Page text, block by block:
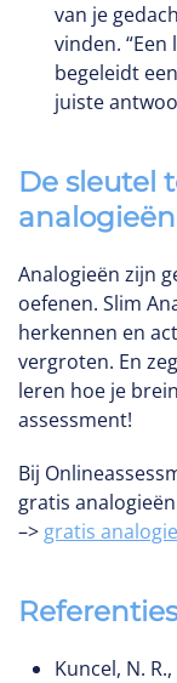
van je
vinden.
begeleidt
juiste
De sleutel
Analogieën zijn
oefenen. Slim
herkennen en
vergroten. En
leren hoe je
assessment!
Bij
gratis
–> gratis
Referenties
Kuncel, N.